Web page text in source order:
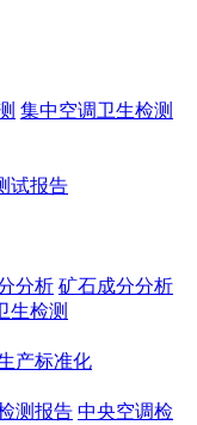
集中空调卫生检测
试报告
分析 矿石成分分析
生检测
产标准化
测报告 中央空调检